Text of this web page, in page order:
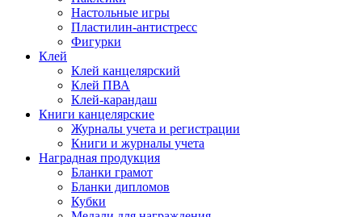
Настольные игры
Пластилин-антистресс
Фигурки
Клей
Клей канцелярский
Клей ПВА
Клей-карандаш
Книги канцелярские
Журналы учета и регистрации
Книги и журналы учета
Наградная продукция
Бланки грамот
Бланки дипломов
Кубки